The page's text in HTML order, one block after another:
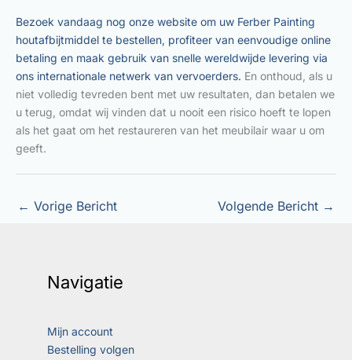
Bezoek vandaag nog onze website om uw Ferber Painting
houtafbijtmiddel te bestellen, profiteer van eenvoudige online
betaling en maak gebruik van snelle wereldwijde levering via
ons internationale netwerk van vervoerders. En onthoud, als u
niet volledig tevreden bent met uw resultaten, dan betalen we
u terug, omdat wij vinden dat u nooit een risico hoeft te lopen
als het gaat om het restaureren van het meubilair waar u om
geeft.
← Vorige Bericht Volgende Bericht →
Navigatie
Mijn account
Bestelling volgen